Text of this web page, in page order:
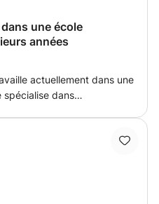
une école
années
actuellement dans une
spécialise dans
Master en Education.
la linguistique chinoise, de
3. Dix ans